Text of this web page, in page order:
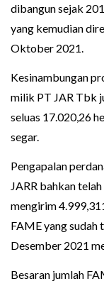
dibangun sejak
yang kemudian
Oktober 2021.
Kesinambungan
milik PT JAR Tbk
seluas 17.020,26
segar.
Pengapalan
JARR bahkan
mengirim
FAME yang
Desember 2021
Besaran jumlah